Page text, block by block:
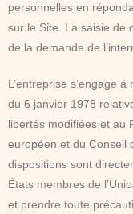
personnelles en
sur le Site. La saisie de
de la demande de
L’entreprise s’engage
du 6 janvier 1978
libertés modifiées et au
européen et du Conseil
dispositions sont
États membres de
et prendre toute